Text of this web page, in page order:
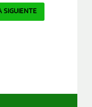
SIGUIENTE